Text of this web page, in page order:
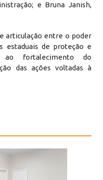
e Bruna Janish,
articulação entre o poder
estaduais de proteção e
fortalecimento do
das ações voltadas à